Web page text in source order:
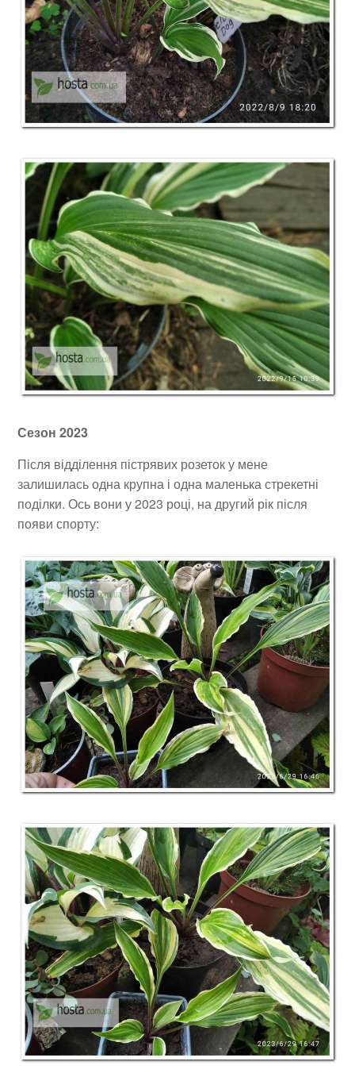
Сезон 2023
Після відділення пістрявих розеток у мене
залишилась одна крупна і одна маленька стрекетні
поділки. Ось вони у 2023 році, на другий рік після
появи спорту: